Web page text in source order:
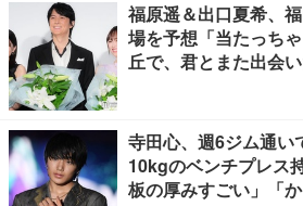
福原遥＆出口夏希、
場を予想「当たっち
丘で、君とまた出会い
寺田心、週6ジム通
10kgのベンチプレス
板の厚みすごい」「